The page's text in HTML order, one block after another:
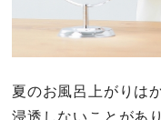
夏のお風呂上がりは